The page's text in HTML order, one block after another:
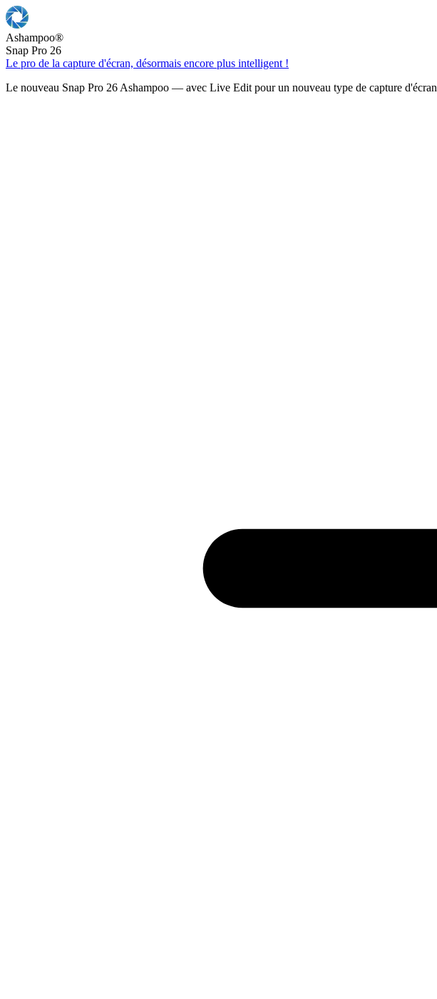
Ashampoo®
Snap Pro 26
Le pro de la capture d'écran, désormais encore plus intelligent !
Le nouveau Snap Pro 26 Ashampoo — avec Live Edit pour un nouveau type de capture d'écran